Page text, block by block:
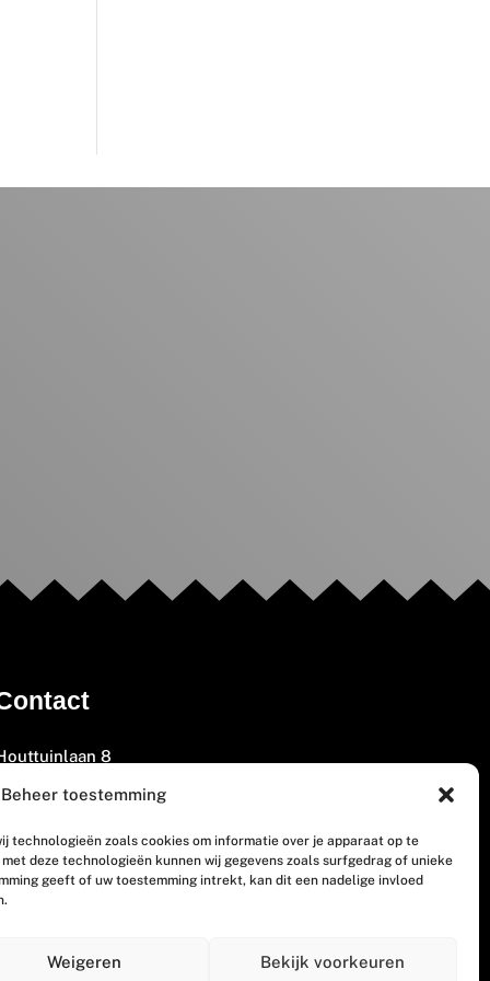
Beheer toestemming
technologieën zoals cookies om informatie over je apparaat op te
deze technologieën kunnen wij gegevens zoals surfgedrag of unieke
geeft of uw toestemming intrekt, kan dit een nadelige invloed
Weigeren Bekijk voorkeuren
8
3447 GM Woerden
(0348) 405 200
disclaimer en copyright